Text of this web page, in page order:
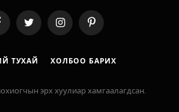
Twitter InstagramPinterest
ТУХАЙ ХОЛБОО БАРИХ
эрх хуулиар хамгаалагдсан.